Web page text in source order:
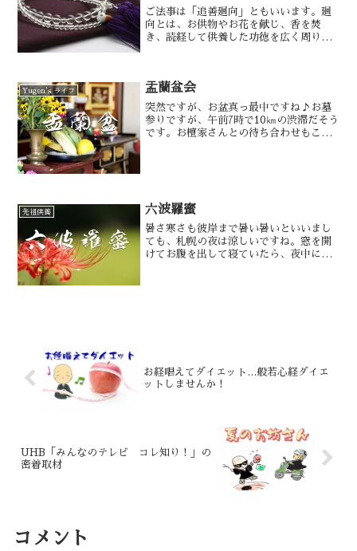
ご法事は「追善廻向」ともいいます。廻
向とは、お供物やお花を献じ、香を焚
き、読経して供養した功徳を広く周りに
「追善」というのです。
Yugen's ライフ 盂蘭盆会
突然ですが、お盆真っ最中ですね♪お墓
参りですが、午前7時で10㎞の渋滞だそう
です。お檀家さんとの待ち合わせもこの
先祖供養 六波羅蜜
暑さ寒さも彼岸まで暑い暑いといいまし
ても、札幌の夜は涼しいですね。窓を開
けてお腹を出して寝ていたら、夜中にお
お経唱えてダイエット…般若心経ダイエ
ットしませんか！
UHB「みんなのテレビ コレ知り！」の
密着取材
コメント